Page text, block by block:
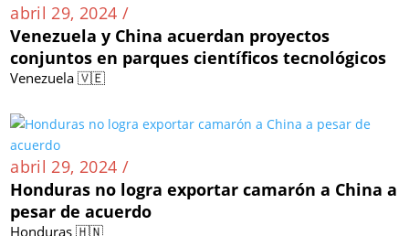
abril 29, 2024 /
Venezuela y China acuerdan proyectos
conjuntos en parques científicos tecnológicos
Venezuela 🇻🇪
abril 29, 2024 /
Honduras no logra exportar camarón a China a
pesar de acuerdo
Honduras 🇭🇳